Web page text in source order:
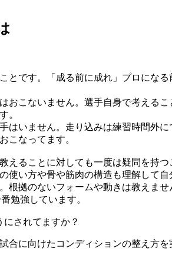
とです。「成る前に成れ」プロにな
おこないません。選手自身で考える
。
はいません。走り込みは練習時間外
こなってます。
えることに対しても一度は疑問を
使い方や骨や筋肉の構造も理解して
根拠のないフォームや動きは教えま
勉強しています。
されてますか？
合に向けたコンディションの整え方